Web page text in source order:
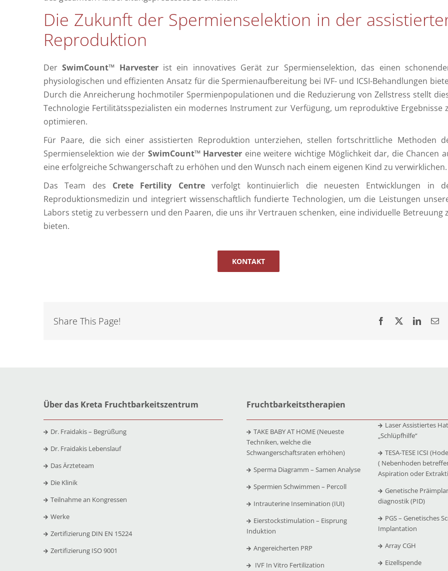
Die Zukunft der Spermienselektion in der
Reproduktion
DerSwimCount™ Harvesterist ein innovatives Gerät zur Spermienselektion, das einen
physiologischen und effizienten Ansatz für die Spermienaufbereitung bei IVF- und ICSI-Behandlungen
Durch die Anreicherung hochmotiler Spermienpopulationen und die Reduzierung von Zellstress stellt
Technologie Fertilitätsspezialisten ein modernes Instrument zur Verfügung, um reproduktive Ergebnisse
optimieren.
Für Paare, die sich einer assistierten Reproduktion unterziehen, stellen fortschrittliche Methoden
Spermienselektion wie der SwimCount™ Harvester eine weitere wichtige Möglichkeit dar, die Chancen
eine erfolgreiche Schwangerschaft zu erhöhen und den Wunsch nach einem eigenen Kind zu verwirklichen.
Das Team des Crete Fertility Centreverfolgt kontinuierlich die neuesten Entwicklungen in
Reproduktionsmedizin und integriert wissenschaftlich fundierte Technologien, um die Leistungen
Labors stetig zu verbessern und den Paaren, die uns ihr Vertrauen schenken, eine individuelle Betreuung
bieten.
KONTAKT
Share This Page!
Über das Kreta Fruchtbarkeitszentrum
Dr. Fraidakis – Begrüßung
Dr. Fraidakis Lebenslauf
Das Ärzteteam
Die Klinik
Teilnahme an Kongressen
Werke
Zertifizierung DIN EN 15224
Zertifizierung ISO 9001
Fruchtbarkeitstherapien
TAKE BABY AT HOME (Neueste
Techniken, welche die
Schwangerschaftsraten erhöhen)
Sperma Diagramm – Samen Analyse
Spermien Schwimmen – Percoll
Intrauterine Insemination (IUI)
Eierstockstimulation – Eisprung
Induktion
Angereicherten PRP
IVF In Vitro Fertilization
Laser Assistiertes
„Schlüpfhilfe“
TESA-TESE ICSI
( Nebenhoden
Aspiration oder
Genetische
diagnostik (PID)
PGS – Genetisches
Implantation
Array CGH
Eizellspende